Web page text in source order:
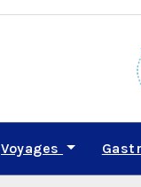
Voyages